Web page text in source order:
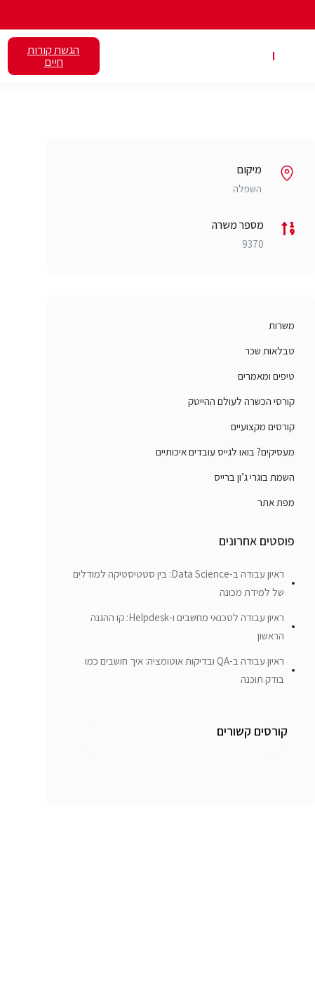
הגשת קורות
חיים
מיקום
השפלה
מספר משרה
9370
משרות
טבלאות שכר
טיפים ומאמרים
קורסי הכשרה לעולם ההייטק
קורסים מקצועיים
מעסיקים? בואו לגייס עובדים איכותיים
השמת בוגרי ג’ון ברייס
מפת אתר
פוסטים אחרונים
ראיון עבודה ב-Data Science: בין סטטיסטיקה למודלים
של למידת מכונה
ראיון עבודה לטכנאי מחשבים ו-Helpdesk: קו ההגנה
הראשון
ראיון עבודה ב-QA ובדיקות אוטומציה: איך חושבים כמו
בודק תוכנה
קורסים קשורים